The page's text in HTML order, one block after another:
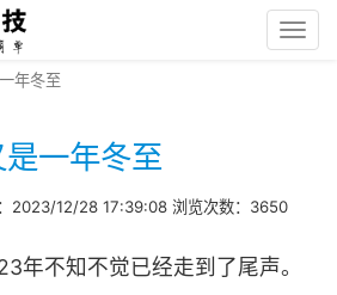
年冬至
是一年冬至
2023/12/28 17:39:08 浏览次数：3650
年不知不觉已经走到了尾声。